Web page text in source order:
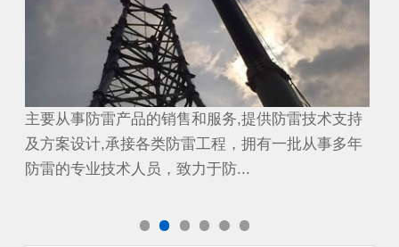
主要从事防雷产品的销售和服务,提供防雷技术支持
及方案设计,承接各类防雷工程，拥有一批从事多年
防雷的专业技术人员，致力于防...